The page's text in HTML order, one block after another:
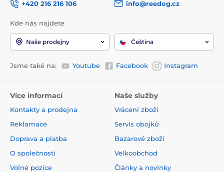
+420 216 216 106
info@reedog.cz
Kde nás najdete
Naše prodejny Čeština
Jsme také na: Youtube Facebook Instagram
Více informací
Kontakty a prodejna
Reklamace
Doprava a platba
O společnosti
Volné pozice
Naše služby
Vrácení zboží
Servis obojků
Bazarové zboží
Velkoobchod
Články a novinky